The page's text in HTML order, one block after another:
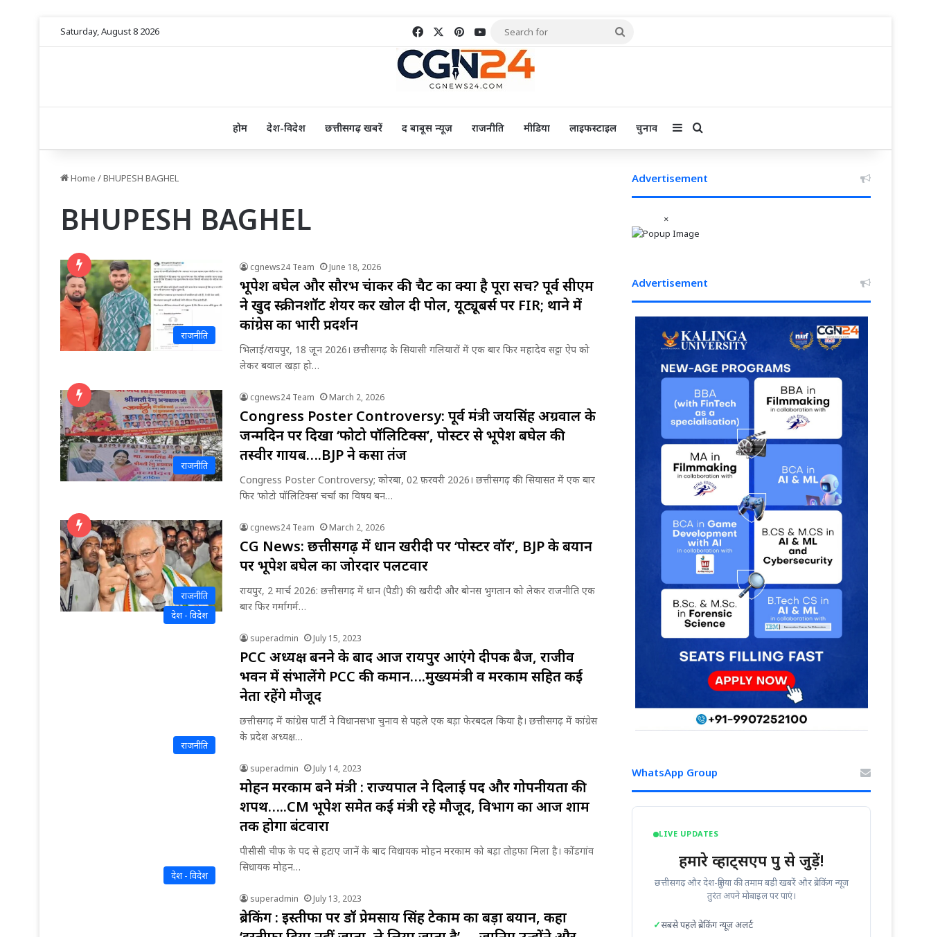
Saturday, August 8 2026 FacebookPinterest
YouTube
Search
होम देश-विदेश छत्तीसगढ़ खबरें द बाबूस न्यूज़ राजनीति मीडिया लाइफस्टाइल चुनाव Sidebar
Home /BHUPESH BAGHEL
BHUPESH BAGHEL
राजनीति
cgnews24 Team June 18, 2026
भूपेश बघेल और सौरभ चंद्राकर की चैट का क्या है पूरा सच? पूर्व सीएम
ने खुद स्क्रीनशॉट शेयर कर खोल दी पोल, यूट्यूबर्स पर FIR; थाने में
कांग्रेस का भारी प्रदर्शन
भिलाई/रायपुर, 18 जून 2026। छत्तीसगढ़ के सियासी गलियारों में एक बार फिर महादेव सट्टा ऐप को
लेकर बवाल खड़ा हो…
राजनीति
cgnews24 Team March 2, 2026
Congress Poster Controversy: पूर्व मंत्री जयसिंह अग्रवाल के
जन्मदिन पर दिखा ‘फोटो पॉलिटिक्स’, पोस्टर से भूपेश बघेल की
तस्वीर गायब….BJP ने कसा तंज
Congress Poster Controversy; कोरबा, 02 फ़रवरी 2026। छत्तीसगढ़ की सियासत में एक बार
फिर ‘फोटो पॉलिटिक्स’ चर्चा का विषय बन…
राजनीति
cgnews24 Team March 2, 2026
CG News: छत्तीसगढ़ में धान खरीदी पर ‘पोस्टर वॉर’, BJP के बयान
पर भूपेश बघेल का जोरदार पलटवार
रायपुर, 2 मार्च 2026: छत्तीसगढ़ में धान (पैडी) की खरीदी और बोनस भुगतान को लेकर राजनीति एक
बार फिर गर्मागर्म…
देश - विदेश
superadmin July 15, 2023
PCC अध्यक्ष बनने के बाद आज रायपुर आएंगे दीपक बैज, राजीव
भवन में संभालेंगे PCC की कमान….मुख्यमंत्री व मरकाम सहित कई
नेता रहेंगे मौजूद
छत्तीसगढ़ में कांग्रेस पार्टी ने विधानसभा चुनाव से पहले एक बड़ा फेरबदल किया है। छत्तीसगढ़ में कांग्रेस
के प्रदेश अध्यक्ष…
राजनीति
superadmin July 14, 2023
मोहन मरकाम बने मंत्री : राज्यपाल ने दिलाई पद और गोपनीयता की
शपथ…..CM भूपेश समेत कई मंत्री रहे मौजूद, विभाग का आज शाम
तक होगा बंटवारा
पीसीसी चीफ के पद से हटाए जानें के बाद विधायक मोहन मरकाम को बड़ा तोहफा मिला है। कोंडगांव
सिधायक मोहन…
देश - विदेश
superadmin July 13, 2023
ब्रेकिंग : इस्तीफा पर डॉ प्रेमसाय सिंह टेकाम का बड़ा बयान, कहा
Advertisement
×
Advertisement
WhatsApp Group
LIVE UPDATES
हमारे व्हाट्सएप ग्रुप से जुड़ें!
छत्तीसगढ़ और देश-दुनिया की तमाम बड़ी खबरें और ब्रेकिंग न्यूज़
तुरंत अपने मोबाइल पर पाएं।
सबसे पहले ब्रेकिंग न्यूज़ अलर्ट